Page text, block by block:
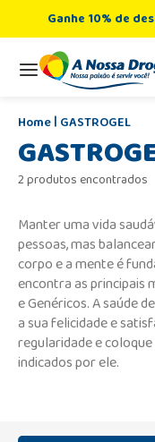
Ganhe 10% de
GASTROGEL
2 produtos encontrados
Manter uma vida
pessoas, mas
corpo e a mente é
encontra as principais
e Genéricos. A saúde
a sua felicidade e
regularidade e
indicados por ele.